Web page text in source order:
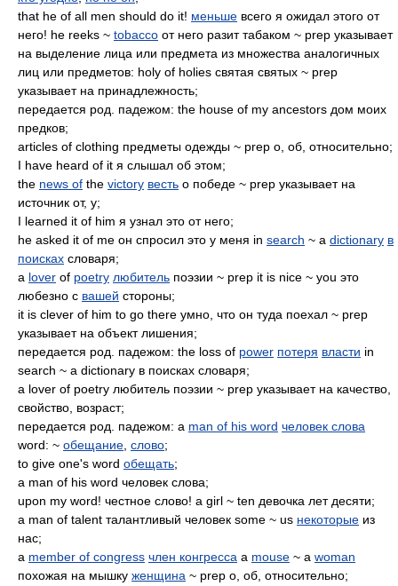
that he of all men should do it! меньше всего я ожидал этого от
него! he reeks ~ tobacco от него разит табаком ~ prep указывает
на выделение лица или предмета из множества аналогичных
лиц или предметов: holy of holies святая святых ~ prep
указывает на принадлежность;
передается род. падежом: the house of my ancestors дом моих
предков;
articles of clothing предметы одежды ~ prep о, об, относительно;
I have heard of it я слышал об этом;
the news of the victory весть о победе ~ prep указывает на
источник от, у;
I learned it of him я узнал это от него;
he asked it of me он спросил это у меня in search ~ a dictionary в
поисках словаря;
a lover of poetry любитель поэзии ~ prep it is nice ~ you это
любезно с вашей стороны;
it is clever of him to go there умно, что он туда поехал ~ prep
указывает на объект лишения;
передается род. падежом: the loss of power потеря власти in
search ~ a dictionary в поисках словаря;
a lover of poetry любитель поэзии ~ prep указывает на качество,
свойство, возраст;
передается род. падежом: a man of his word человек слова
word: ~ обещание слово;
to give one's word обещать;
a man of his word человек слова;
upon my word! честное слово! a girl ~ ten девочка лет десяти;
a man of talent талантливый человек some ~ us некоторые из
нас;
a member of congress член конгресса a mouse ~ a woman
похожая на мышку женщина ~ prep о, об, относительно;